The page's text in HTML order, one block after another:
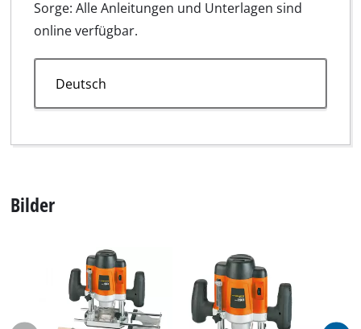
Unser Service Center in Deutschland
Wenden Sie Sich im Falle von Fragen zu Produkten
oder zum Service von iSC an uns - wir helfen Ihnen